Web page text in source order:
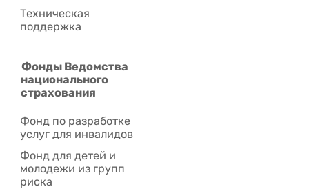
Техническая
поддержка
Фонды Ведомства
национального
страхования
Фонд по разработке
услуг для инвалидов
Фонд для детей и
молодежи из групп
риска